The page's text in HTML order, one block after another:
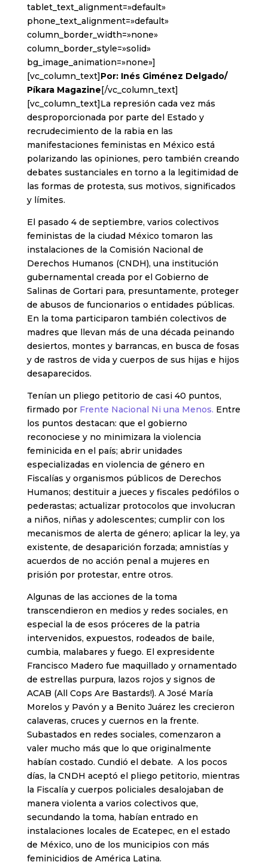
tablet_text_alignment=»default»
phone_text_alignment=»default»
column_border_width=»none»
column_border_style=»solid»
bg_image_animation=»none»]
[vc_column_text] Por: Inés Giménez Delgado/
Píkara Magazine [/vc_column_text]
[vc_column_text]La represión cada vez más
desproporcionada por parte del Estado y
recrudecimiento de la rabia en las
manifestaciones feministas en México está
polarizando las opiniones, pero también creando
debates sustanciales en torno a la legitimidad de
las formas de protesta, sus motivos, significados
y límites.
El pasado 4 de septiembre, varios colectivos
feministas de la ciudad México tomaron las
instalaciones de la Comisión Nacional de
Derechos Humanos (CNDH), una institución
gubernamental creada por el Gobierno de
Salinas de Gortari para, presuntamente, proteger
de abusos de funcionarios o entidades públicas.
En la toma participaron también colectivos de
madres que llevan más de una década peinando
desiertos, montes y barrancas, en busca de fosas
y de rastros de vida y cuerpos de sus hijas e hijos
desaparecidos.
Tenían un pliego petitorio de casi 40 puntos,
firmado por Frente Nacional Ni una Menos. Entre
los puntos destacan: que el gobierno
reconociese y no minimizara la violencia
feminicida en el país; abrir unidades
especializadas en violencia de género en
Fiscalías y organismos públicos de Derechos
Humanos; destituir a jueces y fiscales pedófilos o
pederastas; actualizar protocolos que involucran
a niños, niñas y adolescentes; cumplir con los
mecanismos de alerta de género; aplicar la ley, ya
existente, de desaparición forzada; amnistías y
acuerdos de no acción penal a mujeres en
prisión por protestar, entre otros.
Algunas de las acciones de la toma
transcendieron en medios y redes sociales, en
especial la de esos próceres de la patria
intervenidos, expuestos, rodeados de baile,
cumbia, malabares y fuego. El expresidente
Francisco Madero fue maquillado y ornamentado
de estrellas purpura, lazos rojos y signos de
ACAB (All Cops Are Bastards!). A José María
Morelos y Pavón y a Benito Juárez les crecieron
calaveras, cruces y cuernos en la frente.
Subastados en redes sociales, comenzaron a
valer mucho más que lo que originalmente
habían costado. Cundió el debate. A los pocos
días, la CNDH aceptó el pliego petitorio, mientras
la Fiscalía y cuerpos policiales desalojaban de
manera violenta a varios colectivos que,
secundando la toma, habían entrado en
instalaciones locales de Ecatepec, en el estado
de México, uno de los municipios con más
feminicidios de América Latina.